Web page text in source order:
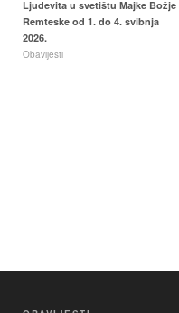
Ljudevita u svetištu Majke Božje
Remteske od 1. do 4. svibnja
2026.
Obavijesti